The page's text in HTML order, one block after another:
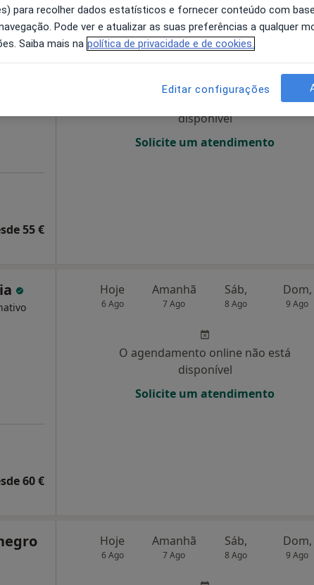
55 €
Hoje
6 Ago
Amanhã
7 Ago
Sáb,
8 Ago
O agendamento online não está
disponível
Solicite um atendimento
60 €
Hoje
6 Ago
Amanhã
7 Ago
Sáb,
8 Ago
Dom,
9 Ago
O agendamento online não está
disponível
Solicite um atendimento
Hoje
6 Ago
Amanhã
7 Ago
Sáb,
8 Ago
Dom,
9 Ago
para recolher dados estatísticos e fornecer conteúdo com
Pode ver e atualizar as suas preferências a qualquer
Saiba mais na política de privacidade e de cookies.
Editar configurações